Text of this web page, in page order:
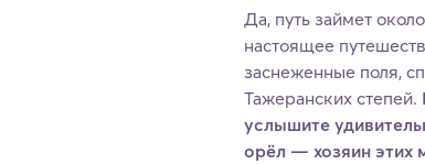
Да, путь займет
настоящее
заснеженные поля,
Тажеранских степей.
услышите
орёл — хозяин этих